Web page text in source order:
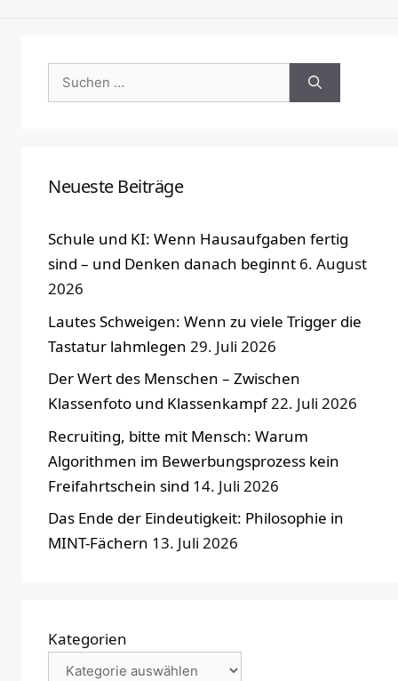
Suchen
nach:
Neueste Beiträge
Schule und KI: Wenn Hausaufgaben fertig
sind – und Denken danach beginnt 6. August
2026
Lautes Schweigen: Wenn zu viele Trigger die
Tastatur lahmlegen 29. Juli 2026
Der Wert des Menschen – Zwischen
Klassenfoto und Klassenkampf22. Juli 2026
Recruiting, bitte mit Mensch: Warum
Algorithmen im Bewerbungsprozess kein
Freifahrtschein sind 14. Juli 2026
Das Ende der Eindeutigkeit: Philosophie in
MINT-Fächern 13. Juli 2026
Kategorien